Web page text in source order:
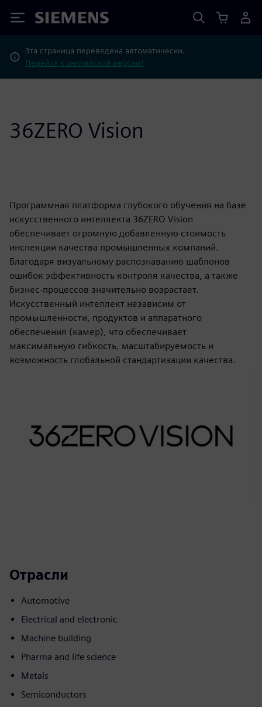
Siemens
Эта страница переведена автоматически.
Перейти к английской версии?
36ZERO Vision
Программная платформа глубокого обучения на базе
искусственного интеллекта 36ZERO Vision
обеспечивает огромную добавленную стоимость
инспекции качества промышленных компаний.
Благодаря визуальному распознаванию шаблонов
ошибок эффективность контроля качества, а также
бизнес-процессов значительно возрастает.
Искусственный интеллект независим от
промышленности, продуктов и аппаратного
обеспечения (камер), что обеспечивает
максимальную гибкость, масштабируемость и
возможность глобальной стандартизации качества.
Отрасли
Automotive
Electrical and electronic
Machine building
Pharma and life science
Metals
Semiconductors